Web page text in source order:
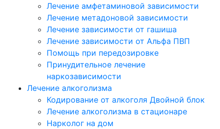
Лечение амфетаминовой зависимости
Лечение метадоновой зависимости
Лечение зависимости от гашиша
Лечение зависимости от Альфа ПВП
Помощь при передозировке
Принудительное лечение
наркозависимости
Лечение алкоголизма
Кодирование от алкоголя Двойной блок
Лечение алкоголизма в стационаре
Нарколог на дом